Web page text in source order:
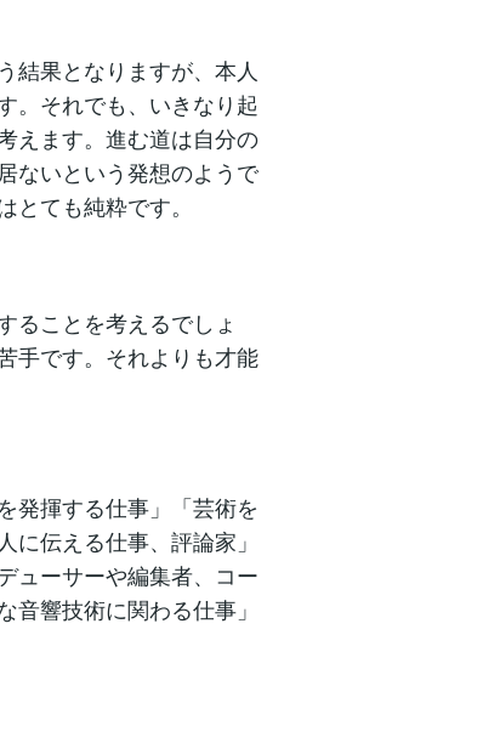
結果となりますが、本人
。それでも、いきなり起
えます。進む道は自分の
ないという発想のようで
ても純粋です。
ることを考えるでしょ
手です。それよりも才能
発揮する仕事」「芸術を
伝える仕事、評論家」
ューサーや編集者、コー
響技術に関わる仕事」